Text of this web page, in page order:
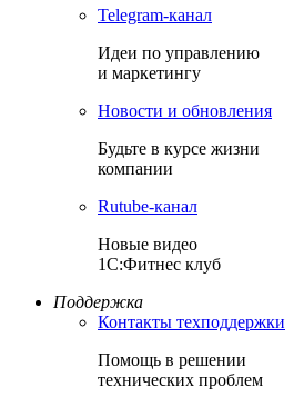
Теlegram-канал
Идеи по управлению
и маркетингу
Новости и обновления
Будьте в курсе жизни
компании
Rutube-канал
Новые видео
1С:Фитнес клуб
Поддержка
Контакты техподдержки
Помощь в решении
технических проблем